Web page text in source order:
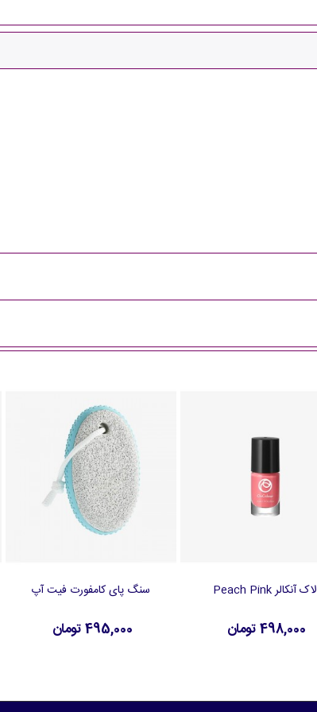
افزودن به سبد خرید
لاک آنکالر Peach Pink
498,000 تومان
افزودن به سبد خرید
سنگ پای کامفورت فیت آپ
495,000 تومان